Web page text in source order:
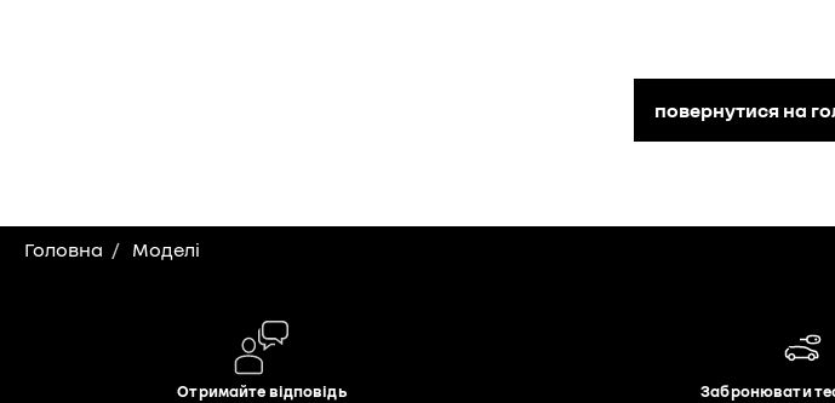
повернутися на
Головна Моделі
Отримайте відповідь
Забронювати